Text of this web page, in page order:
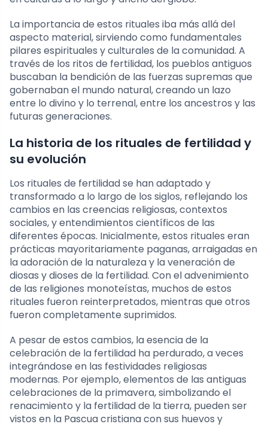
La importancia de estos rituales iba más allá del
aspecto material, sirviendo como fundamentales
pilares espirituales y culturales de la comunidad. A
través de los ritos de fertilidad, los pueblos antiguos
buscaban la bendición de las fuerzas supremas que
gobernaban el mundo natural, creando un lazo
entre lo divino y lo terrenal, entre los ancestros y las
futuras generaciones.
La historia de los rituales de fertilidad y
su evolución
Los rituales de fertilidad se han adaptado y
transformado a lo largo de los siglos, reflejando los
cambios en las creencias religiosas, contextos
sociales, y entendimientos científicos de las
diferentes épocas. Inicialmente, estos rituales eran
prácticas mayoritariamente paganas, arraigadas en
la adoración de la naturaleza y la veneración de
diosas y dioses de la fertilidad. Con el advenimiento
de las religiones monoteístas, muchos de estos
rituales fueron reinterpretados, mientras que otros
fueron completamente suprimidos.
A pesar de estos cambios, la esencia de la
celebración de la fertilidad ha perdurado, a veces
integrándose en las festividades religiosas
modernas. Por ejemplo, elementos de las antiguas
celebraciones de la primavera, simbolizando el
renacimiento y la fertilidad de la tierra, pueden ser
vistos en la Pascua cristiana con sus huevos y